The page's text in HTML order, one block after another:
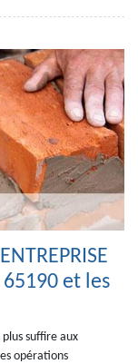
65190 et les
suffire aux
opérations